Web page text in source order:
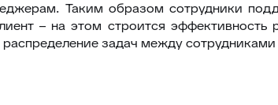
Таким образом сотрудники
– на этом строится
распределение задач между